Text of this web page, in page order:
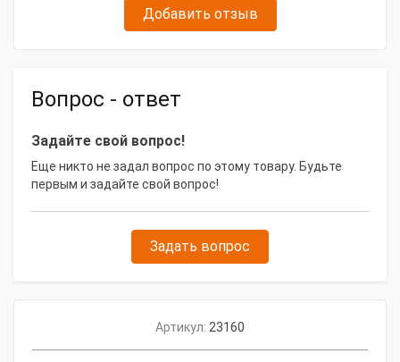
Добавить отзыв
Вопрос - ответ
Задайте свой вопрос!
Еще никто не задал вопрос по этому товару. Будьте
первым и задайте свой вопрос!
Задать вопрос
Артикул: 23160